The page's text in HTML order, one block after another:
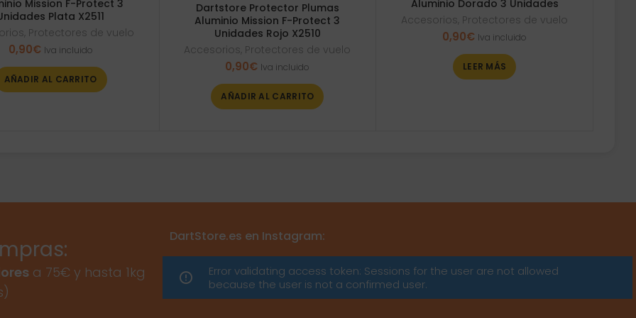
Mission F-Protect 3
Plata X2511
, Protectores de vuelo
0,90€ Iva incluido
AÑADIR AL CARRITO
Dartstore Protector Plumas
Aluminio Mission F-Protect 3
Unidades Rojo X2510
Accesorios, Protectores de vuelo
0,90€ Iva incluido
AÑADIR AL CARRITO
Aluminio Dorado 3 Unidades
Accesorios, Protectores de vuelo
0,90€ Iva incluido
LEER MÁS
a 75€ y hasta 1kg
DartStore.es en Instagram:
Error validating access token: Sessions for the user are not allowed
because the user is not a confirmed user.